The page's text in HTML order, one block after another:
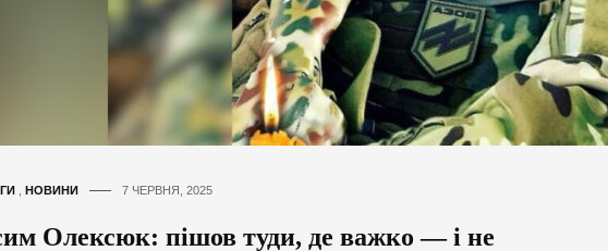
, НОВИНИ 7 ЧЕРВНЯ, 2025
Олексюк: пішов туди, де важко — і не